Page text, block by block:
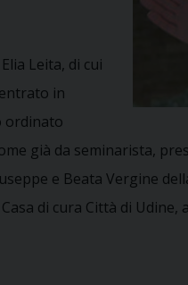
Leita, di cui
in
ordinato
già da seminarista,
e Beata Vergine
di cura Città di